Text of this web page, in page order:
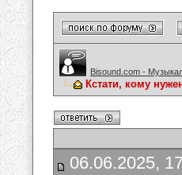
Bisound.com -
Кстати, кому
06.06.2025,